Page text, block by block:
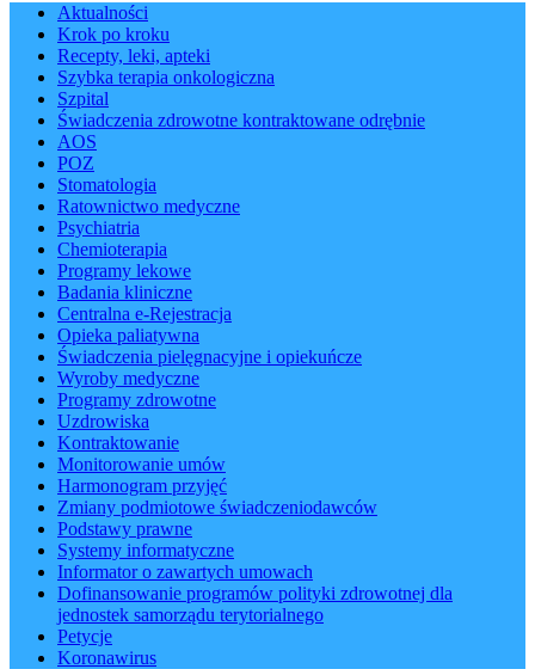
Aktualności
Krok po kroku
Recepty, leki, apteki
Szybka terapia onkologiczna
Szpital
Świadczenia zdrowotne kontraktowane odrębnie
AOS
POZ
Stomatologia
Ratownictwo medyczne
Psychiatria
Chemioterapia
Programy lekowe
Badania kliniczne
Centralna e-Rejestracja
Opieka paliatywna
Świadczenia pielęgnacyjne i opiekuńcze
Wyroby medyczne
Programy zdrowotne
Uzdrowiska
Kontraktowanie
Monitorowanie umów
Harmonogram przyjęć
Zmiany podmiotowe świadczeniodawców
Podstawy prawne
Systemy informatyczne
Informator o zawartych umowach
Dofinansowanie programów polityki zdrowotnej dla
jednostek samorządu terytorialnego
Petycje
Koronawirus